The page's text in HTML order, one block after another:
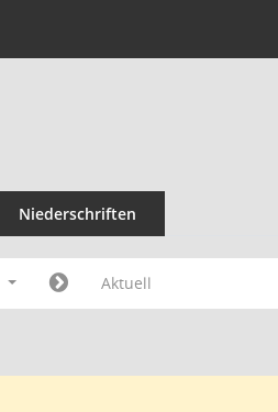
Niederschriften
Aktuell